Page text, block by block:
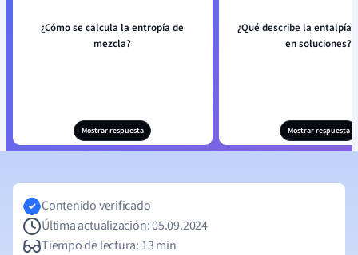
¿Cómo se calcula la entropía de
mezcla?
Mostrar respuesta
¿Qué describe la entalpía
en soluciones?
Mostrar respuesta
Contenido verificado
Última actualización: 05.09.2024
Tiempo de lectura: 13 min